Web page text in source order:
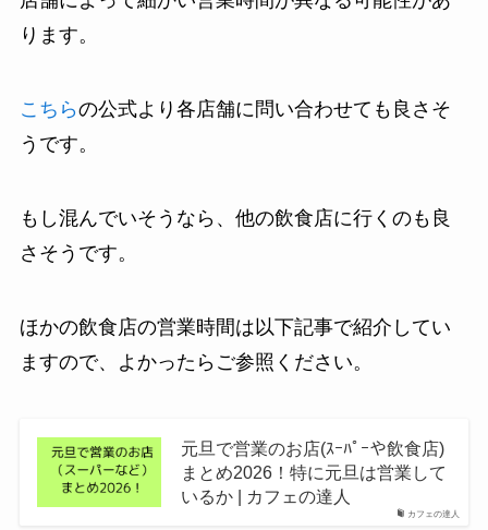
ります。
こちらの公式より各店舗に問い合わせても良さそ
うです。
もし混んでいそうなら、他の飲食店に行くのも良
さそうです。
ほかの飲食店の営業時間は以下記事で紹介してい
ますので、よかったらご参照ください。
カフェの達人
元旦で営業のお店(ｽｰﾊﾟｰや飲食店)
まとめ2026！特に元旦は営業して
いるか | カフェの達人